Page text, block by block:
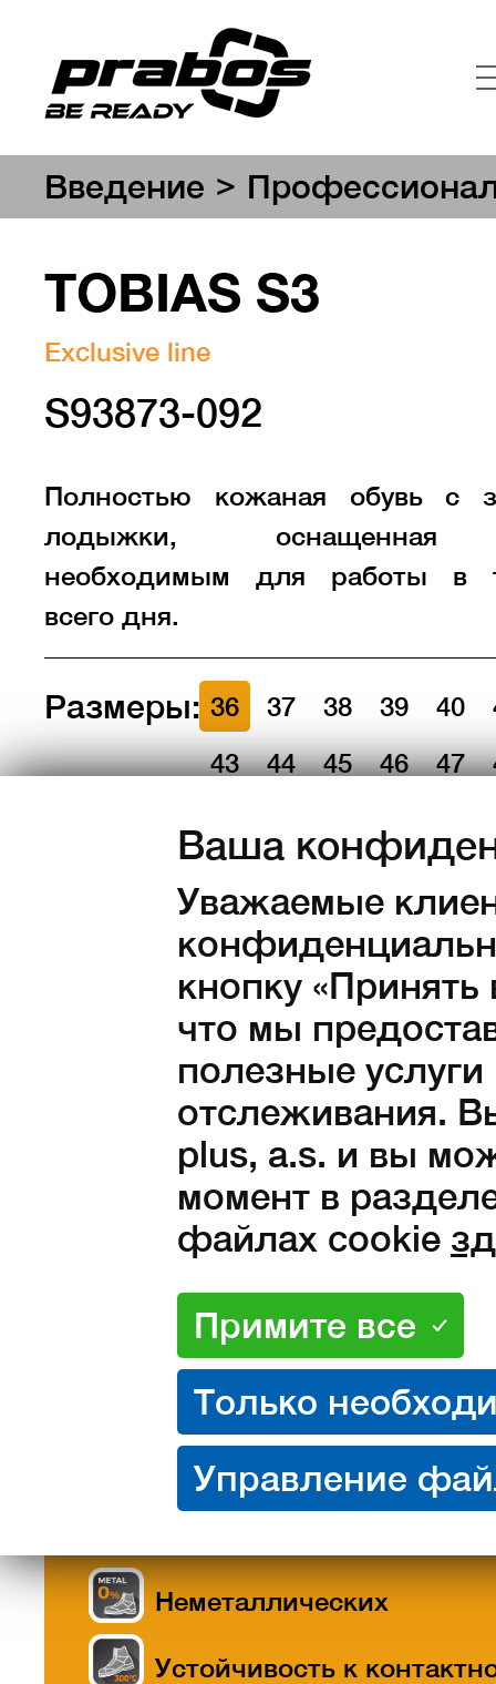
Ваша
Уважаемые
кнопку «Принять
что мы
полезные
отслеживания.
plus, a.s. и вы
момент в
файлах cookie
Введение >
TOBIAS S3
Exclusive line
S93873-092
Полностью кожаная обувь с
лодыжки, оснащенная
необходимым для работы в
всего дня.
Размеры: 36 37 38 39 40
43
44 45 46 47
Количество:
1 750Kč с
1 446 Kč без НДС
Материалы
Свойства продукта
Неметаллических
Устойчивость к